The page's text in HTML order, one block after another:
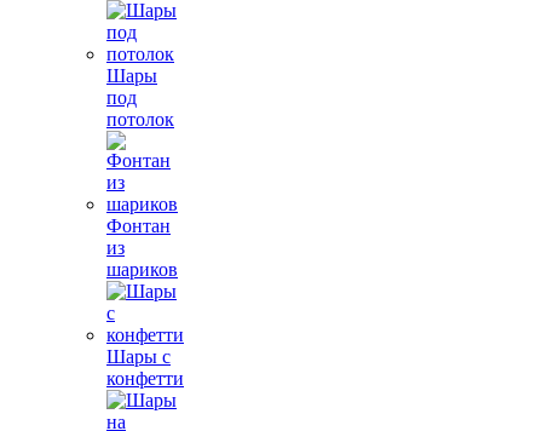
Шары
под
потолок
Фонтан
из
шариков
Шары с
конфетти